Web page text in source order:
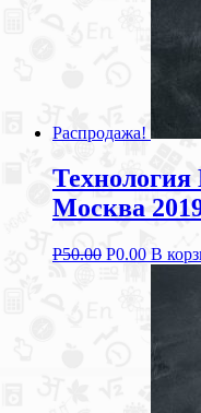
Распродажа!
Москва
Р50.00 Р0.00 В